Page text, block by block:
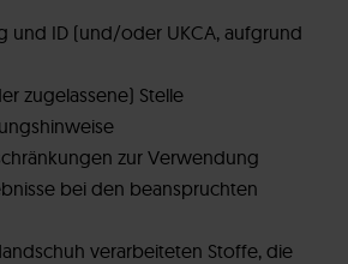
und ID (und/oder UKCA, aufgrund
zugelassene) Stelle
zur Verwendung
bei den beanspruchten
verarbeiteten Stoffe, die